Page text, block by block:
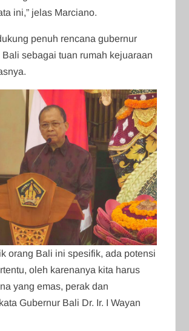
ini,” jelas Marciano.
penuh rencana gubernur
sebagai tuan rumah kejuaraan
orang Bali ini spesifik, ada potensi
oleh karenanya kita harus
yang emas, perak dan
Gubernur Bali Dr. Ir. I Wayan